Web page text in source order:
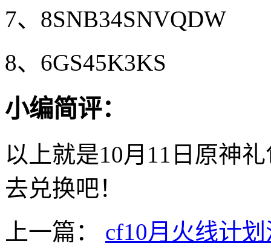
7、8SNB34SNVQDW
8、6GS45K3KS
小编简评：
以上就是10月11日原神
去兑换吧！
上一篇：
cf10月火线计